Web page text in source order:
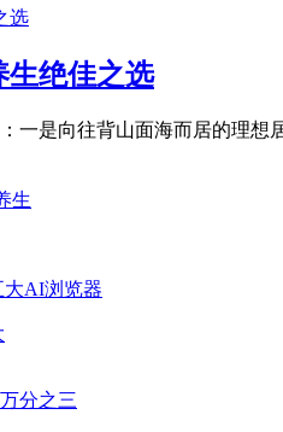
生绝佳之选
一是向往背山面海而居的理
生